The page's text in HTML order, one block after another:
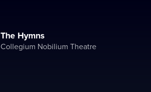
The Hymns
Collegium Nobilium Theatre